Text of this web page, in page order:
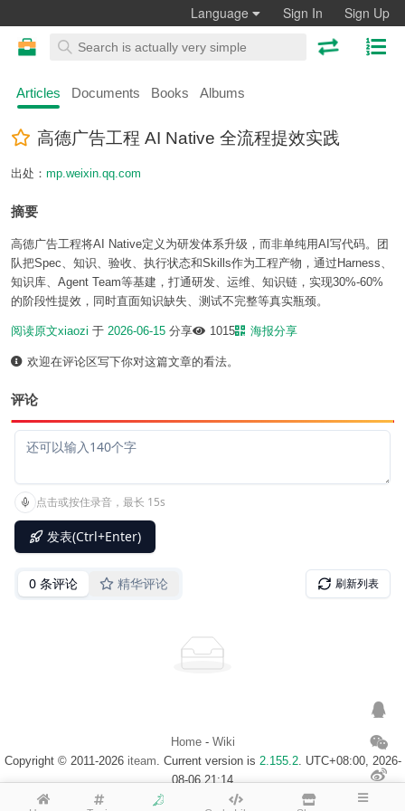
Language Sign In Sign Up
Articles Documents Books Albums
高德广告工程 AI Native 全流程提效实践
出处： mp.weixin.qq.com
摘要
高德广告工程将AI Native定义为研发体系升级，而非单纯用AI写代码。团
队把Spec、知识、验收、执行状态和Skills作为工程产物，通过Harness、
知识库、Agent Team等基建，打通研发、运维、知识链，实现30%-60%
的阶段性提效，同时直面知识缺失、测试不完整等真实瓶颈。
阅读原文xiaozi 于 2026-06-15 分享 1015 海报分享
欢迎在评论区写下你对这篇文章的看法。
评论
Home- Wiki
Copyright © 2011-2026 iteam. Current version is 2.155.2. UTC+08:00, 2026-
08-06 21:14
浙ICP备14020137号-1
$Map of visitor$